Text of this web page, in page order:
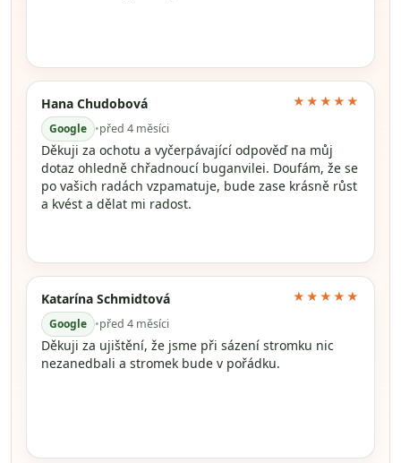
Hana Chudobová
Google •před 4 měsíci
★★★★★
Děkuji za ochotu a vyčerpávající odpověď na můj
dotaz ohledně chřadnoucí buganvilei. Doufám, že se
po vašich radách vzpamatuje, bude zase krásně růst
a kvést a dělat mi radost.
Katarína Schmidtová
Google •před 4 měsíci
★★★★★
Děkuji za ujištění, že jsme při sázení stromku nic
nezanedbali a stromek bude v pořádku.